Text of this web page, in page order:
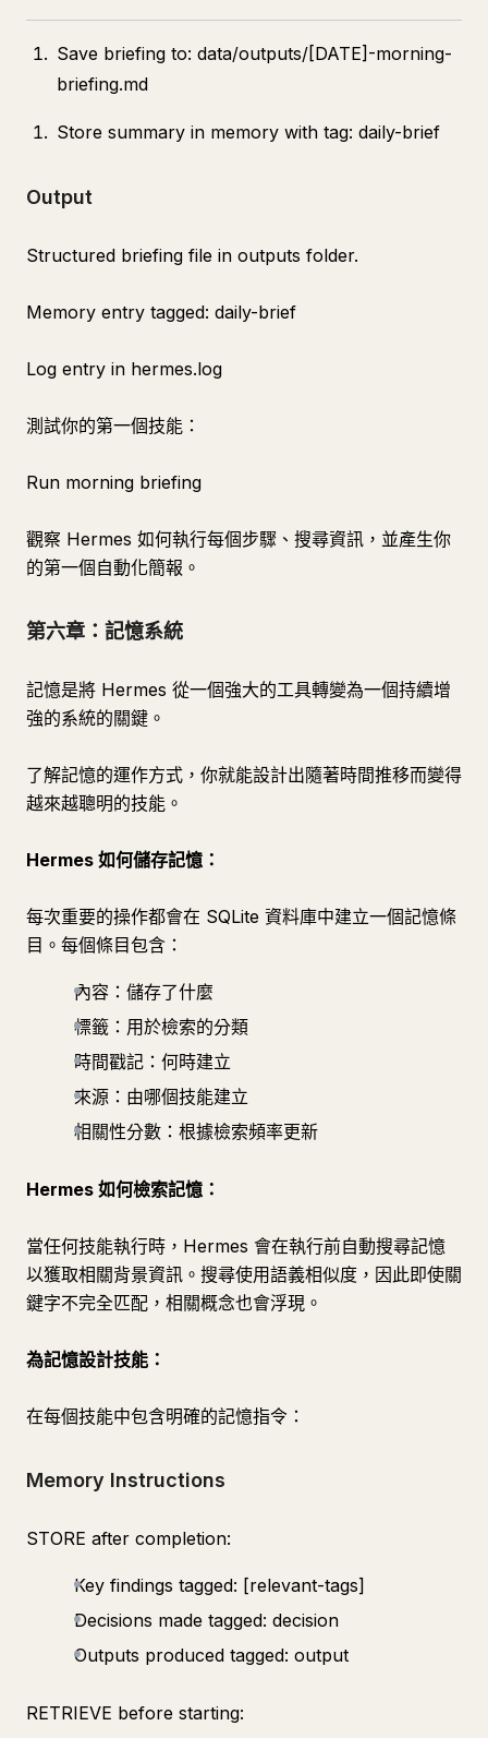
Save briefing to: data/outputs/[DATE]-morning-
briefing.md
Store summary in memory with tag: daily-brief
Output
Structured briefing file in outputs folder.
Memory entry tagged: daily-brief
Log entry in hermes.log
測試你的第一個技能：
Run morning briefing
觀察 Hermes 如何執行每個步驟、搜尋資訊，並產生你
的第一個自動化簡報。
第六章：記憶系統
記憶是將 Hermes 從一個強大的工具轉變為一個持續增
強的系統的關鍵。
了解記憶的運作方式，你就能設計出隨著時間推移而變得
越來越聰明的技能。
Hermes 如何儲存記憶：
每次重要的操作都會在 SQLite 資料庫中建立一個記憶條
目。每個條目包含：
內容：儲存了什麼
標籤：用於檢索的分類
時間戳記：何時建立
來源：由哪個技能建立
相關性分數：根據檢索頻率更新
Hermes 如何檢索記憶：
當任何技能執行時，Hermes 會在執行前自動搜尋記憶
以獲取相關背景資訊。搜尋使用語義相似度，因此即使關
鍵字不完全匹配，相關概念也會浮現。
為記憶設計技能：
在每個技能中包含明確的記憶指令：
Memory Instructions
STORE after completion:
Key findings tagged: [relevant-tags]
Decisions made tagged: decision
Outputs produced tagged: output
RETRIEVE before starting: